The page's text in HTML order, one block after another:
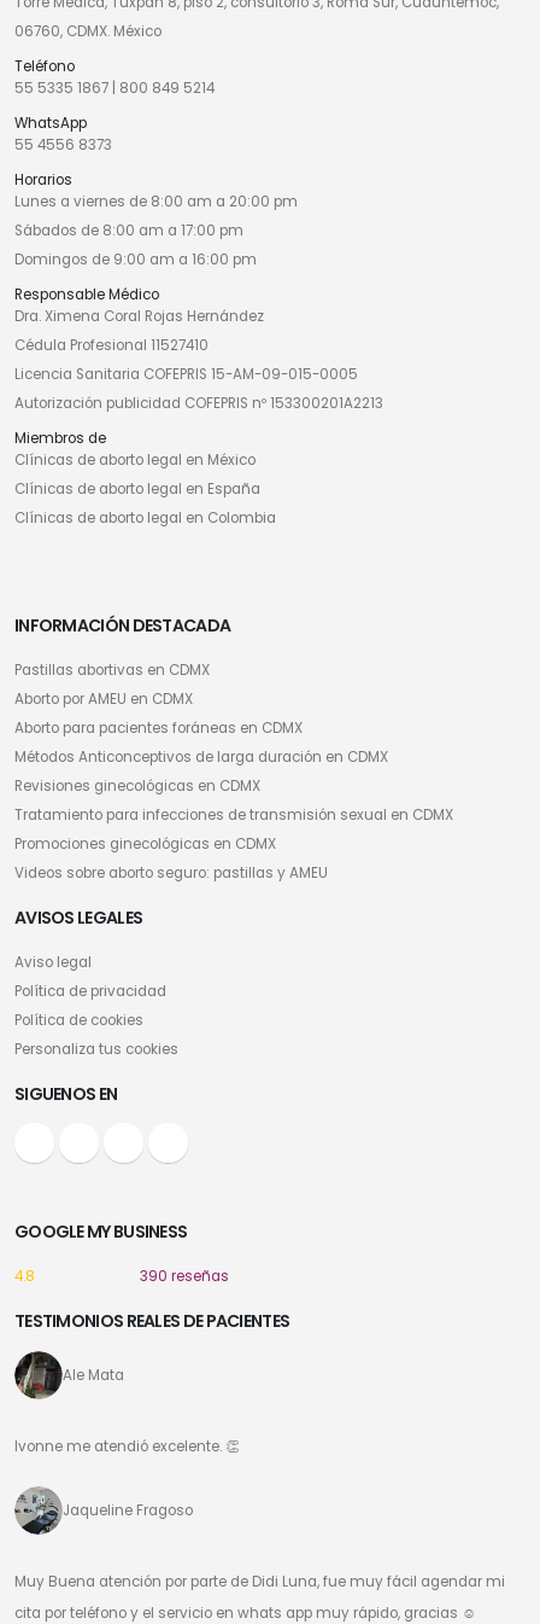
06760, CDMX. México
Teléfono
55 5335 1867
800 849 5214
WhatsApp
55 4556 8373
Horarios
Lunes a viernes de 8:00 am a 20:00 pm
Sábados de 8:00 am a 17:00 pm
Domingos de 9:00 am a 16:00 pm
Responsable Médico
Dra. Ximena Coral Rojas Hernández
Cédula Profesional 11527410
Licencia Sanitaria COFEPRIS 15-AM-09-015-0005
Autorización publicidad COFEPRIS nº 153300201A2213
Miembros de
Clínicas de aborto legal en México
Clínicas de aborto legal en España
Clínicas de aborto legal en Colombia
INFORMACIÓN DESTACADA
Pastillas abortivas en CDMX
Aborto por AMEU en CDMX
Aborto para pacientes foráneas en CDMX
Métodos Anticonceptivos de larga duración en CDMX
Revisiones ginecológicas en CDMX
Tratamiento para infecciones de transmisión sexual en CDMX
Promociones ginecológicas en CDMX
Videos sobre aborto seguro: pastillas y AMEU
AVISOS LEGALES
Aviso legal
Política de privacidad
Política de cookies
Personaliza tus cookies
SIGUENOS EN
GOOGLE MY BUSINESS
4.8 390 reseñas
TESTIMONIOS REALES DE PACIENTES
Ale Mata
Ivonne me atendió excelente. 👏
Jaqueline Fragoso
Muy Buena atención por parte de Didi Luna, fue muy fácil agendar mi
cita por teléfono y el servicio en whats app muy rápido, gracias ☺️